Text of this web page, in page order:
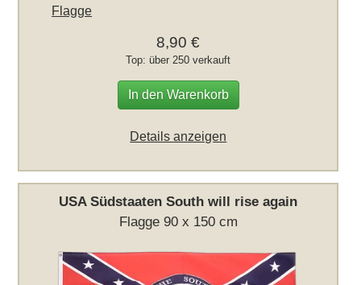
Flagge
8,90 €
Top: über 250 verkauft
In den Warenkorb
Details anzeigen
USA Südstaaten South will rise again
Flagge 90 x 150 cm